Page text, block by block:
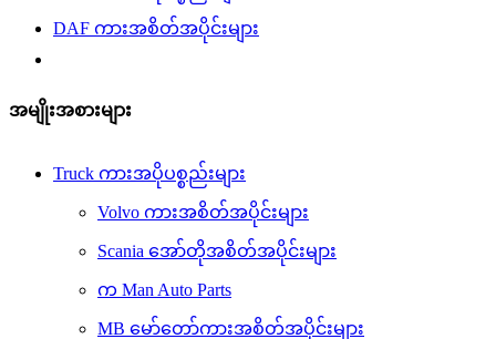
DAF ကားအစိတ်အပိုင်းများ
အမျိုးအစားများ
Truck ကားအပိုပစ္စည်းများ
Volvo ကားအစိတ်အပိုင်းများ
Scania အော်တိုအစိတ်အပိုင်းများ
က Man Auto Parts
MB မော်တော်ကားအစိတ်အပိုင်းများ